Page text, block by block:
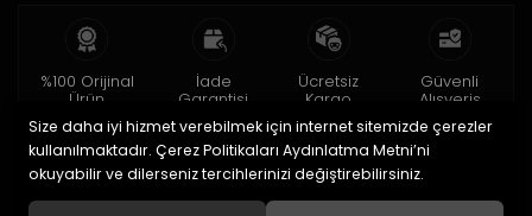
%100 Orijinal
Ürün
2 yıl garanti
İade
Garantisi
15 gün içinde
iade
Ücretsiz
Kargo
150 TL ve üzeri
Güvenli
Alışveriş
256bit SSL ile
Size daha iyi hizmet verebilmek için internet sitemizde çerezler
kullanılmaktadır. Çerez Politikaları Aydınlatma Metni’ni
okuyabilir ve dilerseniz tercihlerinizi değiştirebilirsiniz.